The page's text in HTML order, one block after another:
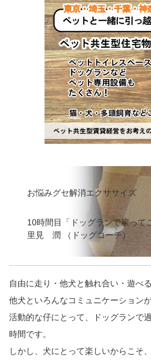
お悩みグセ解消エクササイズ
10時間目「ドッグランで戻って
里見 潤 （ドッグコーチ）
自由に走り・他犬と触れ合い・遊べ
他犬といろんなコミュニケーション
活動的な仔にとって、ドッグランで
時間です。
しかし、犬にとって楽しいからこそ